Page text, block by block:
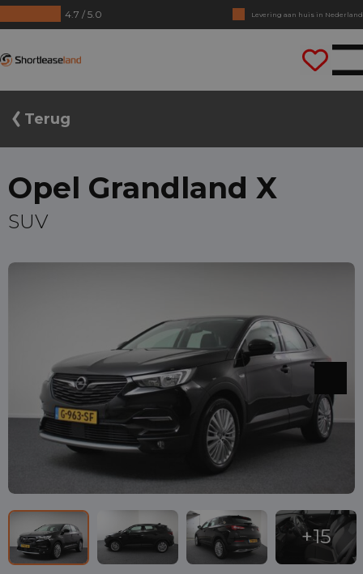
4.7 / 5.0
Levering aan huis in Nederland
Terug
Opel Grandland X
SUV